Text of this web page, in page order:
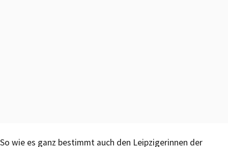
So wie es ganz bestimmt auch den Leipzigerinnen der